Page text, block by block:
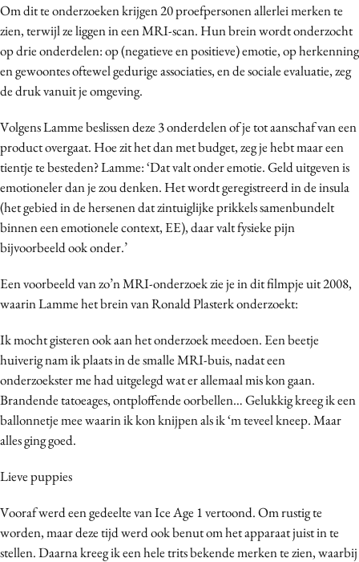
PR
Programmatic
Purpose Marketing
Reputatie & crisis
Om dit te onderzoeken krijgen 20 proefpersonen allerlei merken te
zien, terwijl ze liggen in een MRI-scan. Hun brein wordt onderzocht
op drie onderdelen: op (negatieve en positieve) emotie, op herkenning
en gewoontes oftewel gedurige associaties, en de sociale evaluatie, zeg
de druk vanuit je omgeving.
Volgens Lamme beslissen deze 3 onderdelen of je tot aanschaf van een
product overgaat. Hoe zit het dan met budget, zeg je hebt maar een
tientje te besteden? Lamme: ‘Dat valt onder emotie. Geld uitgeven is
emotioneler dan je zou denken. Het wordt geregistreerd in de insula
(het gebied in de hersenen dat zintuiglijke prikkels samenbundelt
binnen een emotionele context, EE), daar valt fysieke pijn
bijvoorbeeld ook onder.’
Een voorbeeld van zo’n MRI-onderzoek zie je in dit filmpje uit 2008,
waarin Lamme het brein van Ronald Plasterk onderzoekt:
Ik mocht gisteren ook aan het onderzoek meedoen. Een beetje
huiverig nam ik plaats in de smalle MRI-buis, nadat een
onderzoekster me had uitgelegd wat er allemaal mis kon gaan.
Brandende tatoeages, ontploffende oorbellen… Gelukkig kreeg ik een
ballonnetje mee waarin ik kon knijpen als ik ‘m teveel kneep. Maar
alles ging goed.
Lieve puppies
Vooraf werd een gedeelte van Ice Age 1 vertoond. Om rustig te
worden, maar deze tijd werd ook benut om het apparaat juist in te
stellen. Daarna kreeg ik een hele trits bekende merken te zien, waarbij